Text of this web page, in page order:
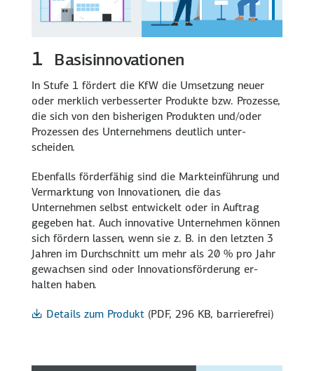
1 Basisinnovationen
In Stufe 1 fördert die KfW die Umsetzung neuer
oder merklich verbesserter Produkte bzw. Prozesse,
die sich von den bisherigen Produkten und/oder
Prozessen des Unter­nehmens deutlich unter­
scheiden.
Ebenfalls förder­fähig sind die Markt­einführung und
Ver­marktung von Innovationen, die das
Unternehmen selbst entwickelt oder in Auftrag
gegeben hat. Auch innovative Unternehmen können
sich fördern lassen, wenn sie z. B. in den letzten 3
Jahren im Durch­schnitt um mehr als20 % pro Jahr
gewachsen sind oder Innovations­förderung er­
halten haben.
Details zum Produkt (PDF, 296 KB, barrierefrei)